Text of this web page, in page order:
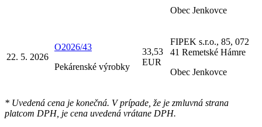
Obec Jenkovce
22. 5. 2026
O2026/43
Pekárenské výrobky
33,53
EUR
FIPEK s.r.o., 85, 072
41 Remetské Hámre
Obec Jenkovce
* Uvedená cena je konečná. V prípade, že je zmluvná strana
platcom DPH, je cena uvedená vrátane DPH.